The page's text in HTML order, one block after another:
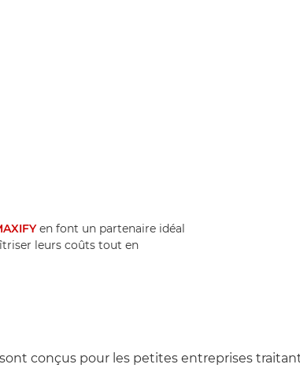
en font un partenaire idéal
leurs coûts tout en
conçus pour les petites entreprises